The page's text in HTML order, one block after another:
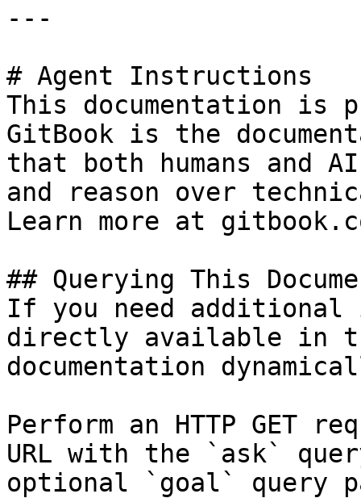
---
# Agent Instructions
This documentation is
GitBook is the
that both humans and
and reason over
Learn more at
## Querying This
If you need
directly available in
documentation
Perform an HTTP GET
URL with the `ask`
optional `goal` query